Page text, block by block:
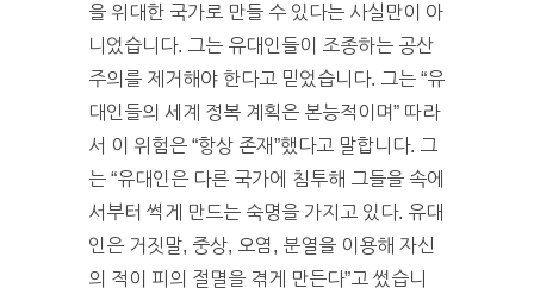
을 위대한 국가로 만들 수 있다는 사실만이 아
니었습니다. 그는 유대인들이 조종하는 공산
주의를 제거해야 한다고 믿었습니다. 그는 “유
대인들의 세계 정복 계획은 본능적이며” 따라
서 이 위험은 “항상 존재”했다고 말합니다. 그
는 “유대인은 다른 국가에 침투해 그들을 속에
서부터 썩게 만드는 숙명을 가지고 있다. 유대
인은 거짓말, 중상, 오염, 분열을 이용해 자신
의 적이 피의 절멸을 겪게 만든다”고 썼습니